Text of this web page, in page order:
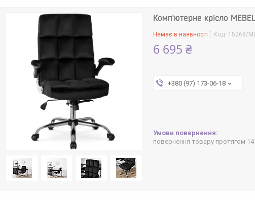
Комп'ютерне крісло
Немає в наявності Код: 15268/
6 695 ₴
+380 (97) 173-06-18
повернення товару протягом